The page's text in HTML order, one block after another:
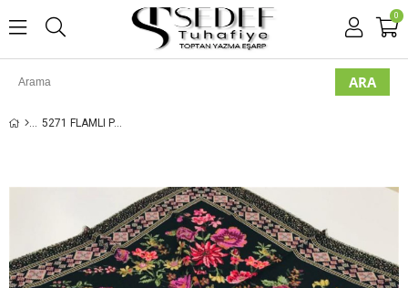
0
5271 FLAMLI PAMUK EŞARP